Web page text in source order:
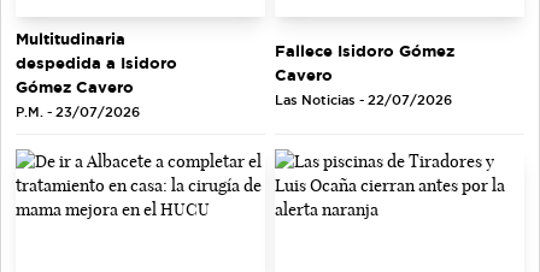
Multitudinaria
despedida a Isidoro
Gómez Cavero
P.M. - 23/07/2026
Fallece Isidoro Gómez
Cavero
Las Noticias - 22/07/2026